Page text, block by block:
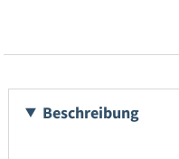
Beschreibung